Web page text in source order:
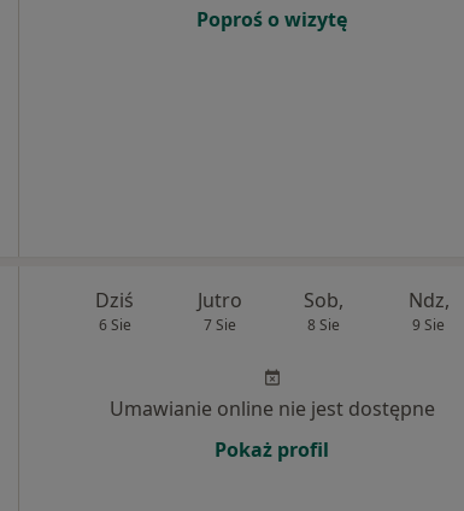
Poproś o wizytę
Dziś
6 Sie
Jutro
7 Sie
Sob,
8 Sie
Ndz,
9 Sie
Umawianie online nie jest dostępne
Pokaż profil